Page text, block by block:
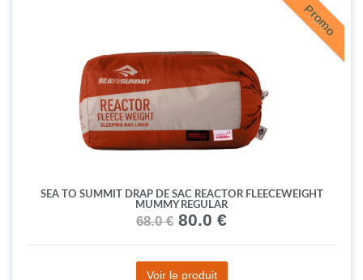
Promo
SEA TO SUMMIT DRAP DE SAC REACTOR FLEECEWEIGHT
MUMMY REGULAR
68.0 € 80.0 €
Voir le produit